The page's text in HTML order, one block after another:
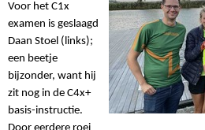
Voor het C1x
examen is geslaagd
Daan Stoel (links);
een beetje
bijzonder, want hij
zit nog in de C4x+
basis-instructie.